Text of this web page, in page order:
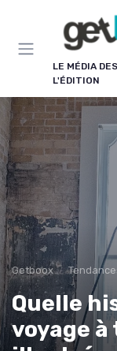
LE MÉDIA
L'ÉDITION
Getboox Tendances
Quelle
voyage